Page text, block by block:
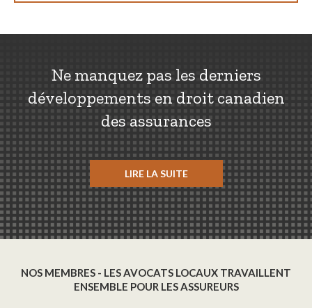
Ne manquez pas les derniers
développements en droit canadien
des assurances
LIRE LA SUITE
NOS MEMBRES - LES AVOCATS LOCAUX TRAVAILLENT
ENSEMBLE POUR LES ASSUREURS